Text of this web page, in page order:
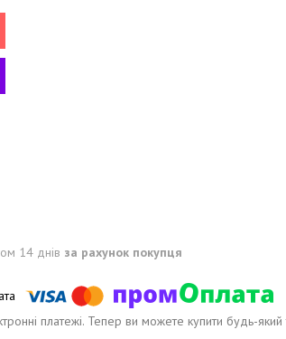
14 днів за рахунок покупця
платежі. Тепер ви можете купити будь-